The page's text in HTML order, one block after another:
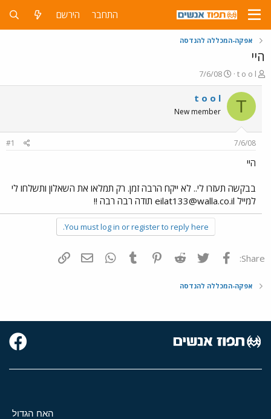
התחבר הירשם
אפקה-המכללה להנדסה
היי
פ
ו
ת
ח
ה
ש
א
t o o l
פ
ו
ר
ם
7/6/08
T
t o o l
New member
7/6/08
#1
היי
בבקשה תעזרו לי.. לא ייקח הרבה זמן. רק תמלאו את השאלון ותשלחו לי
למייל eilat133@walla.co.il תודה רבה רבה !!
You must log in or register to reply here.
Share: פייסבוק Twitter
Reddit
Pinterest
Tumblr
WhatsAppדואר אלקטרוני
אפקה-המכללה להנדסה
האח הגדול